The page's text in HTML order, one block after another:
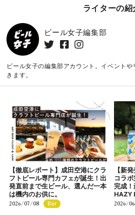
ライターの紹
ビール女子編集部
ビール女子の編集部アカウント。イベント
きます。
【徹底レポート】成田空港にクラ
フトビール専門カフェが誕生！出
発直前まで生ビール、選んだ一本
は機内のお供に。
2026/07/08 Bar
【新
コラ
完成
HAZY
2026/